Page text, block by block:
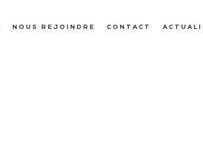
NOUS REJOINDRE CONTACT